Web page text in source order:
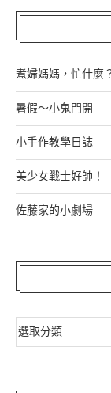
煮婦媽媽，忙什麼
暑假～小鬼門開
小手作教學日誌
美少女戰士好帥！
佐藤家的小劇場